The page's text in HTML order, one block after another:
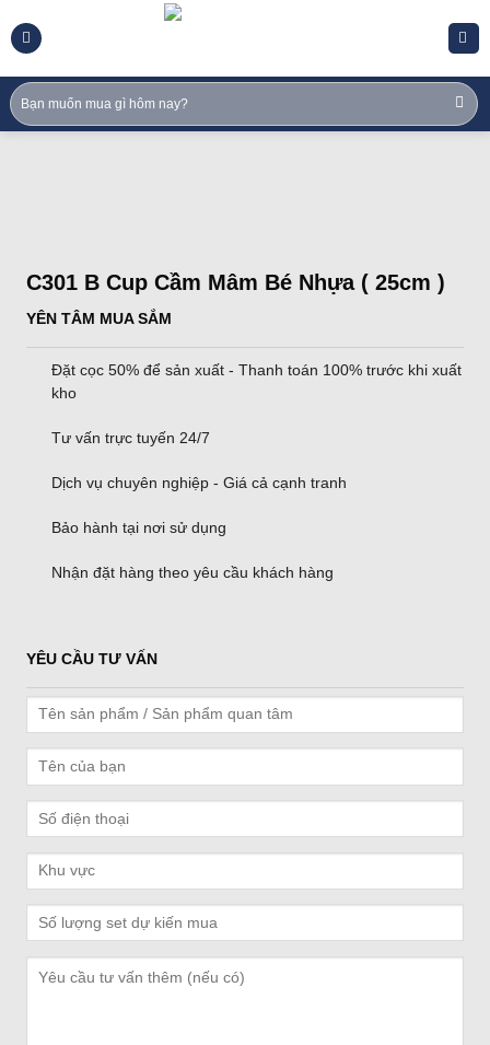
to
content
Tìm
kiếm:
C301 B Cup Cầm Mâm Bé Nhựa ( 25cm )
YÊN TÂM MUA SẮM
Đặt cọc 50% để sản xuất - Thanh toán 100% trước khi xuất
kho
Tư vấn trực tuyến 24/7
Dịch vụ chuyên nghiệp - Giá cả cạnh tranh
Bảo hành tại nơi sử dụng
Nhận đặt hàng theo yêu cầu khách hàng
YÊU CẦU TƯ VẤN